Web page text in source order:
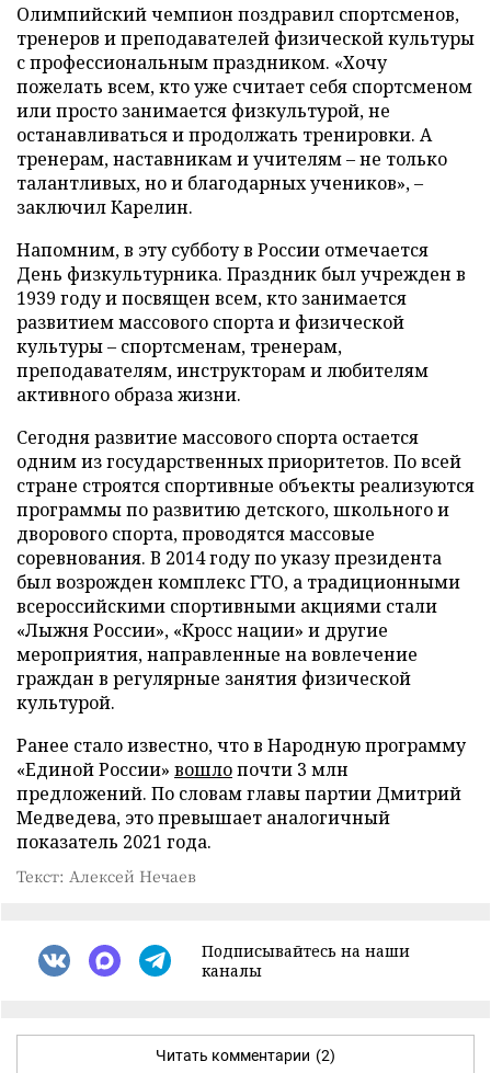
Олимпийский чемпион поздравил спортсменов,
тренеров и преподавателей физической культуры
с профессиональным праздником. «Хочу
пожелать всем, кто уже считает себя спортсменом
или просто занимается физкультурой, не
останавливаться и продолжать тренировки. А
тренерам, наставникам и учителям – не только
талантливых, но и благодарных учеников», –
заключил Карелин.
Напомним, в эту субботу в России отмечается
День физкультурника. Праздник был учрежден в
1939 году и посвящен всем, кто занимается
развитием массового спорта и физической
культуры – спортсменам, тренерам,
преподавателям, инструкторам и любителям
активного образа жизни.
Сегодня развитие массового спорта остается
одним из государственных приоритетов. По всей
стране строятся спортивные объекты реализуются
программы по развитию детского, школьного и
дворового спорта, проводятся массовые
соревнования. В 2014 году по указу президента
был возрожден комплекс ГТО, а традиционными
всероссийскими спортивными акциями стали
«Лыжня России», «Кросс нации» и другие
мероприятия, направленные на вовлечение
граждан в регулярные занятия физической
культурой.
Ранее стало известно, что в Народную программу
«Единой России» вошлопочти 3 млн
предложений. По словам главы партии Дмитрий
Медведева, это превышает аналогичный
показатель 2021 года.
Текст: Алексей Нечаев
Подписывайтесь на наши
каналы
Читать комментарии (2)